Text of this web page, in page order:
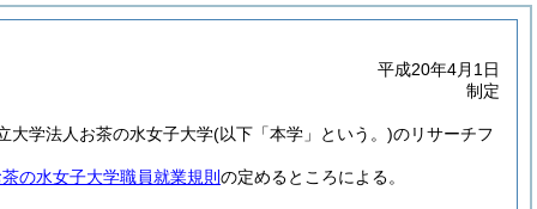
平成20年4月1日
制定
大学法人お茶の水女子大学(以下「本学」という。)のリサーチフ
の水女子大学職員就業規則 の定めるところによる。